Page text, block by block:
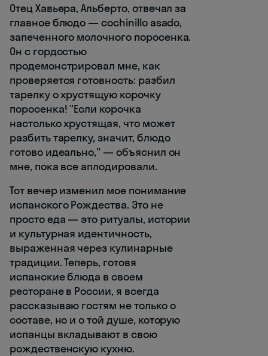
Отец Хавьера, Альберто, отвечал за
главное блюдо — cochinillo asado,
запеченного молочного поросенка.
Он с гордостью
продемонстрировал мне, как
проверяется готовность: разбил
тарелку о хрустящую корочку
поросенка! "Если корочка
настолько хрустящая, что может
разбить тарелку, значит, блюдо
готово идеально," — объяснил он
мне, пока все аплодировали.
Тот вечер изменил мое понимание
испанского Рождества. Это не
просто еда — это ритуалы, истории
и культурная идентичность,
выраженная через кулинарные
традиции. Теперь, готовя
испанские блюда в своем
ресторане в России, я всегда
рассказываю гостям не только о
составе, но и о той душе, которую
испанцы вкладывают в свою
рождественскую кухню.